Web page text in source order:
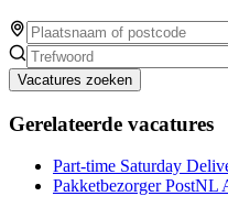
Vacatures zoeken
Gerelateerde vacatures
Part-time Saturday
Pakketbezorger PostNL